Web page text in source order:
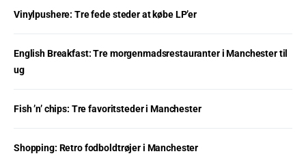
Vinylpushere: Tre fede steder at købe LP’er
English Breakfast: Tre morgenmadsrestauranter i Manchester til
ug
Fish ’n’ chips: Tre favoritsteder i Manchester
Shopping: Retro fodboldtrøjer i Manchester